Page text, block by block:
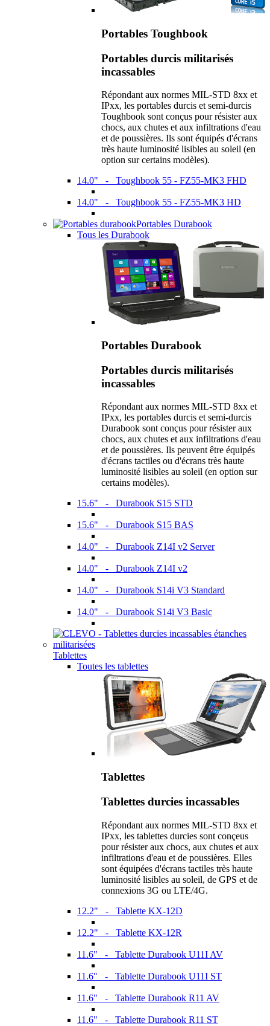
Portables Toughbook
Portables durcis militarisés
incassables
Répondant aux normes MIL-STD 8xx et
IPxx, les portables durcis et semi-durcis
Toughbook sont conçus pour résister aux
chocs, aux chutes et aux infiltrations d'eau
et de poussières. Ils sont équipés d'écrans
très haute luminosité lisibles au soleil (en
option sur certains modèles).
14.0" - Toughbook 55 - FZ55-MK3 FHD
14.0" - Toughbook 55 - FZ55-MK3 HD
Portables Durabook
Tous les Durabook
Portables Durabook
Portables durcis militarisés
incassables
Répondant aux normes MIL-STD 8xx et
IPxx, les portables durcis et semi-durcis
Durabook sont conçus pour résister aux
chocs, aux chutes et aux infiltrations d'eau
et de poussières. Ils peuvent être équipés
d'écrans tactiles ou d'écrans très haute
luminosité lisibles au soleil (en option sur
certains modèles).
15.6" - Durabook S15 STD
15.6" - Durabook S15 BAS
14.0" - Durabook Z14I v2 Server
14.0" - Durabook Z14I v2
14.0" - Durabook S14i V3 Standard
14.0" - Durabook S14i V3 Basic
Tablettes
Toutes les tablettes
Tablettes
Tablettes durcies incassables
Répondant aux normes MIL-STD 8xx et
IPxx, les tablettes durcies sont conçeus
pour résister aux chocs, aux chutes et aux
infiltrations d'eau et de poussières. Elles
sont équipées d'écrans tactiles très haute
luminosité lisibles au soleil, de GPS et de
connexions 3G ou LTE/4G.
12.2" - Tablette KX-12D
12.2" - Tablette KX-12R
11.6" - Tablette Durabook U11I AV
11.6" - Tablette Durabook U11I ST
11.6" - Tablette Durabook R11 AV
11.6" - Tablette Durabook R11 ST